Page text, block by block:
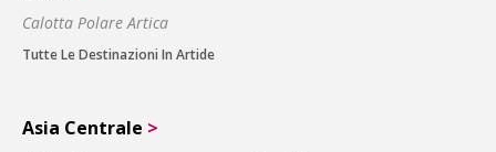
Calotta Polare Artica
Tutte Le Destinazioni In Artide
Asia Centrale >